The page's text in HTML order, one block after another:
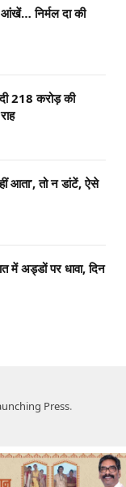
निर्मल दा की
218 करोड़ की
आता’, तो न डांटें, ऐसे
में अड्डों पर धावा, दिन
Press.